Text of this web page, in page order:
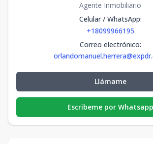
Agente Inmobiliario
Celular / WhatsApp:
+18099966195
Correo electrónico:
Llámame
Escribeme por Whatsapp